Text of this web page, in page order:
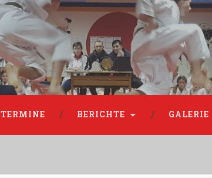
TERMINE BERICHTE GALERIE